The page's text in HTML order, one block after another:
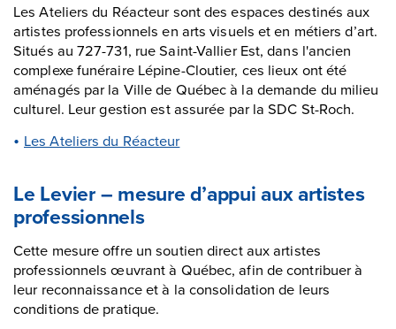
Les Ateliers du Réacteur sont des espaces destinés aux
artistes professionnels en arts visuels et en métiers d’art.
Situés au 727-731, rue Saint-Vallier Est, dans l'ancien
complexe funéraire Lépine-Cloutier, ces lieux ont été
aménagés par la Ville de Québec à la demande du milieu
culturel. Leur gestion est assurée par la SDC St-Roch.
Les Ateliers du Réacteur
Le Levier – mesure d’appui aux artistes
professionnels
Cette mesure offre un soutien direct aux artistes
professionnels œuvrant à Québec, afin de contribuer à
leur reconnaissance et à la consolidation de leurs
conditions de pratique.